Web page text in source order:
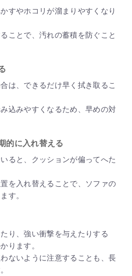
すやホコリが溜まりやすくなり
ことで、汚れの蓄積を防ぐこと
は、できるだけ早く拭き取るこ
込みやすくなるため、早めの対
的に入れ替える
ると、クッションが偏ってへた
を入れ替えることで、ソファの
す。
り、強い衝撃を与えたりする
ります。
ないように注意することも、長